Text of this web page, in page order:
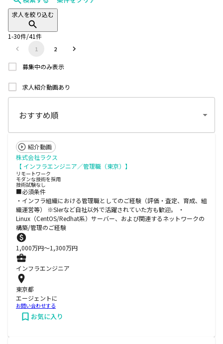
求人を絞り込む
1-30件/41件
1 2
募集中のみ表示
求人紹介動画あり
紹介動画
株式会社ラクス
【 インフラエンジニア／管理職（東京）】
リモートワーク
モダンな技術を採用
技術試験なし
■必須条件
・インフラ組織における管理職としてのご経験（評価・査定、育成、組
織運営等） ※SIerなど自社以外で活躍されていた方も歓迎。 ・
Linux（CentOS/Redhat系）サーバー、および関連するネットワークの
構築/管理のご経験
1,000万円〜1,300万円
インフラエンジニア
東京都
エージェントに
お問い合わせする
お気に入り